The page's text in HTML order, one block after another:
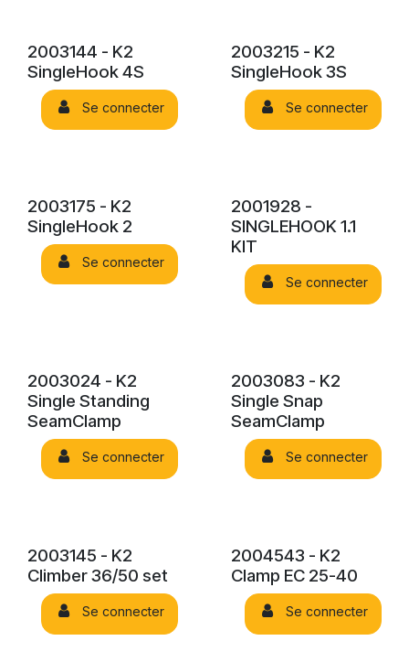
2003144 - K2
SingleHook 4S
Se connecter
2003215 - K2
SingleHook 3S
Se connecter
2003175 - K2
SingleHook 2
Se connecter
2001928 -
SINGLEHOOK 1.1
KIT
Se connecter
2003024 - K2
Single Standing
SeamClamp
Se connecter
2003083 - K2
Single Snap
SeamClamp
Se connecter
2003145 - K2
Climber 36/50 set
Se connecter
2004543 - K2
Clamp EC 25-40
Se connecter